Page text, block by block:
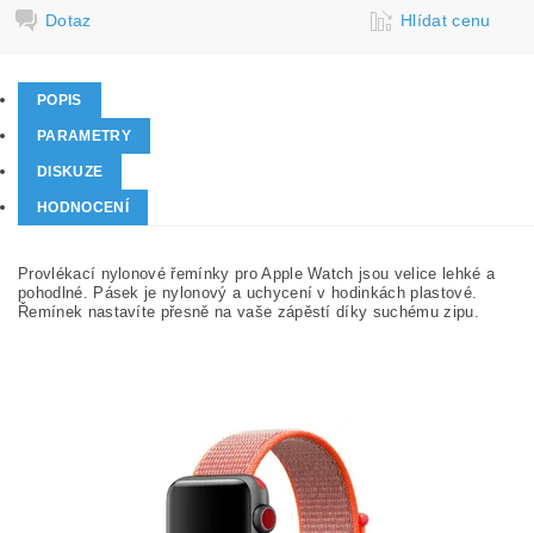
Dotaz Hlídat cenu
POPIS
PARAMETRY
DISKUZE
HODNOCENÍ
Provlékací nylonové řemínky pro Apple Watch jsou velice lehké a
pohodlné. Pásek je nylonový a uchycení v hodinkách plastové.
Řemínek nastavíte přesně na vaše zápěstí díky suchému zipu.